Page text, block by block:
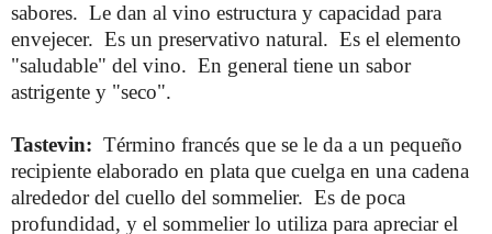
sabores. Le dan al vino estructura y capacidad para
envejecer. Es un preservativo natural. Es el elemento
"saludable" del vino. En general tiene un sabor
astrigente y "seco".
Tastevin: Término francés que se le da a un pequeño
recipiente elaborado en plata que cuelga en una cadena
alrededor del cuello del sommelier. Es de poca
profundidad, y el sommelier lo utiliza para apreciar el